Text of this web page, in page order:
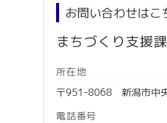
お問い合わせはこ
まちづくり支援課
所在地
〒951-8068 新潟市中央
電話番号